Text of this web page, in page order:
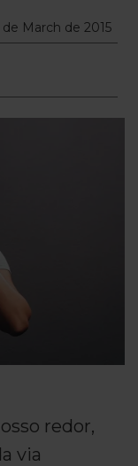
March de 2015
redor,
via